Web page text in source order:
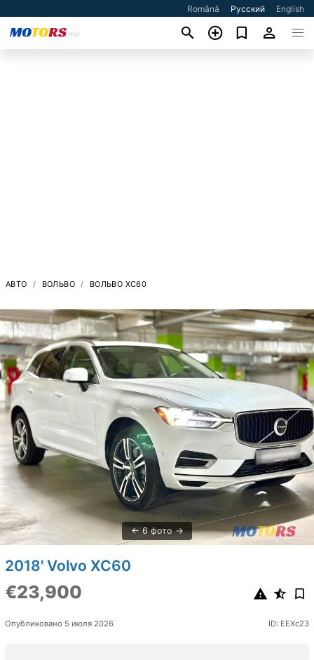
Română Русский English
АВТО ВОЛЬВО ВОЛЬВО XC60
6 фото
2018' Volvo XC60
€23,900
Опубликовано 5 июля 2026 ID: EEXc23